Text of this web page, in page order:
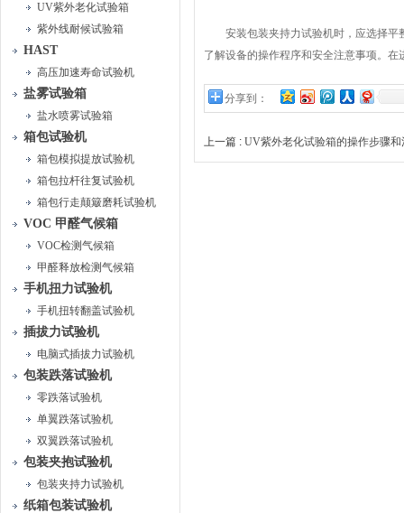
UV紫外老化试验箱
紫外线耐候试验箱
HAST
高压加速寿命试验机
盐雾试验箱
盐水喷雾试验箱
箱包试验机
箱包模拟提放试验机
箱包拉杆往复试验机
箱包行走颠簸磨耗试验机
VOC 甲醛气候箱
VOC检测气候箱
甲醛释放检测气候箱
手机扭力试验机
手机扭转翻盖试验机
插拔力试验机
电脑式插拔力试验机
包装跌落试验机
零跌落试验机
单翼跌落试验机
双翼跌落试验机
包装夹抱试验机
包装夹持力试验机
纸箱包装试验机
安装包装夹持力试验机时，应选择平
了解设备的操作程序和安全注意事项。
分享到：
上一篇 : UV紫外老化试验箱的操作步骤和